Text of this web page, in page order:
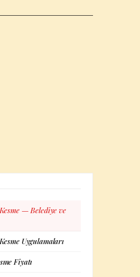
— Belediye ve
Uygulamaları
Fiyatı